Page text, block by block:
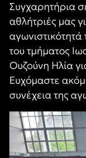
Συγχαρητήρια
αθλήτριές μας
του τμήματος
Ουζούνη Ηλία
Ευχόμαστε
συνέχεια της